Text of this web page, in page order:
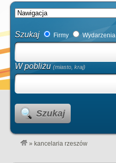
Szukaj Firmy Wydarzenia
W pobliżu (miasto, kraj)
Szukaj
» kancelaria rzeszów